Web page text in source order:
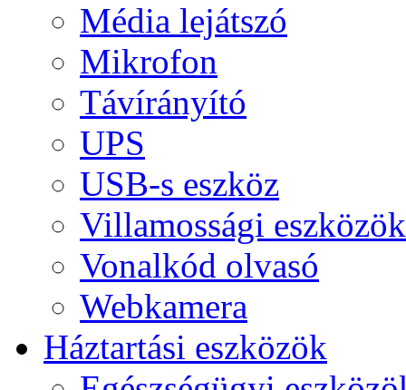
Média lejátszó
Mikrofon
Távírányító
UPS
USB-s eszköz
Villamossági eszközök
Vonalkód olvasó
Webkamera
Háztartási eszközök